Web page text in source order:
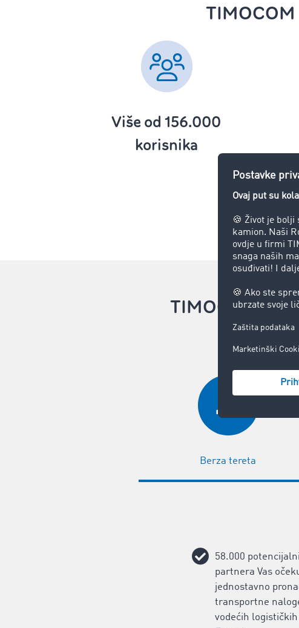
Više od 156.000
korisnika
TIMOCOM
Berza tereta
58.000
partnera Vas
jednostavno
transportne
vodećih logističkih